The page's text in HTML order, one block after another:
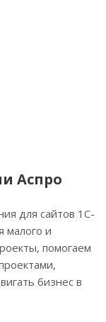
Аспро
для сайтов 1С-
малого и
помогаем
бизнес в